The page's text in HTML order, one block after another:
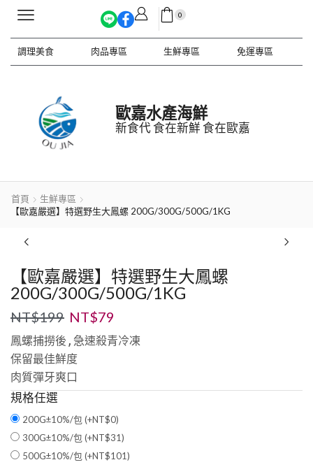
0
調理美食 肉品專區 生鮮專區 免運專區
歐嘉水產海鮮
新食代 食在新鮮 食在歐嘉
首頁
生鮮專區
【歐嘉嚴選】特選野生大鳳螺 200G/300G/500G/1KG
【歐嘉嚴選】特選野生大鳳螺
200G/300G/500G/1KG
NT$199 NT$79
鳳螺捕撈後,急速殺青冷凍
保留最佳鮮度
肉質彈牙爽口
規格任選
200G±10%/包 (+NT$0)
300G±10%/包 (+NT$31)
500G±10%/包 (+NT$101)